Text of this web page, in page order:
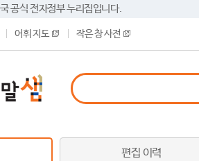
공식 전자정부 누리집입니다.
어휘 지도 작은 창 사전
편집 이력